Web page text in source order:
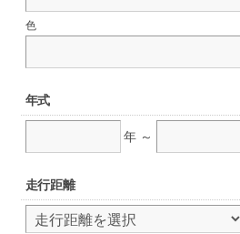
色
年式
年 ～
走行距離